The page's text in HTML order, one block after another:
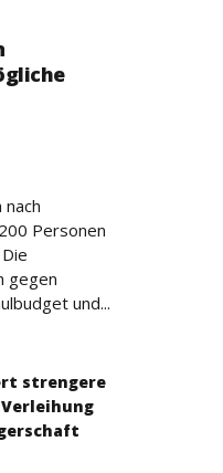
Personen
gegen
und...
strengere